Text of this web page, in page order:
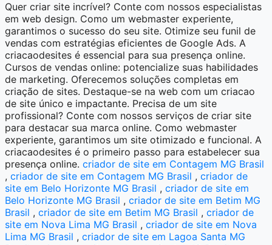
Quer criar site incrível? Conte com nossos especialistas
em web design. Como um webmaster experiente,
garantimos o sucesso do seu site. Otimize seu funil de
vendas com estratégias eficientes de Google Ads. A
criacaodesites é essencial para sua presença online.
Cursos de vendas online: potencialize suas habilidades
de marketing. Oferecemos soluções completas em
criação de sites. Destaque-se na web com um criacao
de site único e impactante. Precisa de um site
profissional? Conte com nossos serviços de criar site
para destacar sua marca online. Como webmaster
experiente, garantimos um site otimizado e funcional. A
criacaodesites é o primeiro passo para estabelecer sua
presença online.criador de site em Contagem MG Brasil
,criador de site em Contagem MG Brasil ,criador de
site em Belo Horizonte MG Brasil ,criador de site em
Belo Horizonte MG Brasil ,criador de site em Betim MG
Brasil ,criador de site em Betim MG Brasil ,criador de
site em Nova Lima MG Brasil ,criador de site em Nova
Lima MG Brasil ,criador de site em Lagoa Santa MG